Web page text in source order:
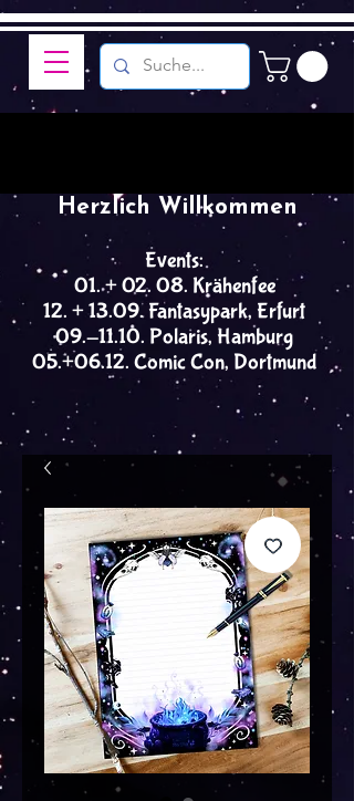
Events:
01. + 02. 08. Krähenfee
12. + 13.09. Fantasypark, Erfurt
09.-11.10. Polaris, Hamburg
05.+06.12. Comic Con, Dortmund
Herzlich Willkommen